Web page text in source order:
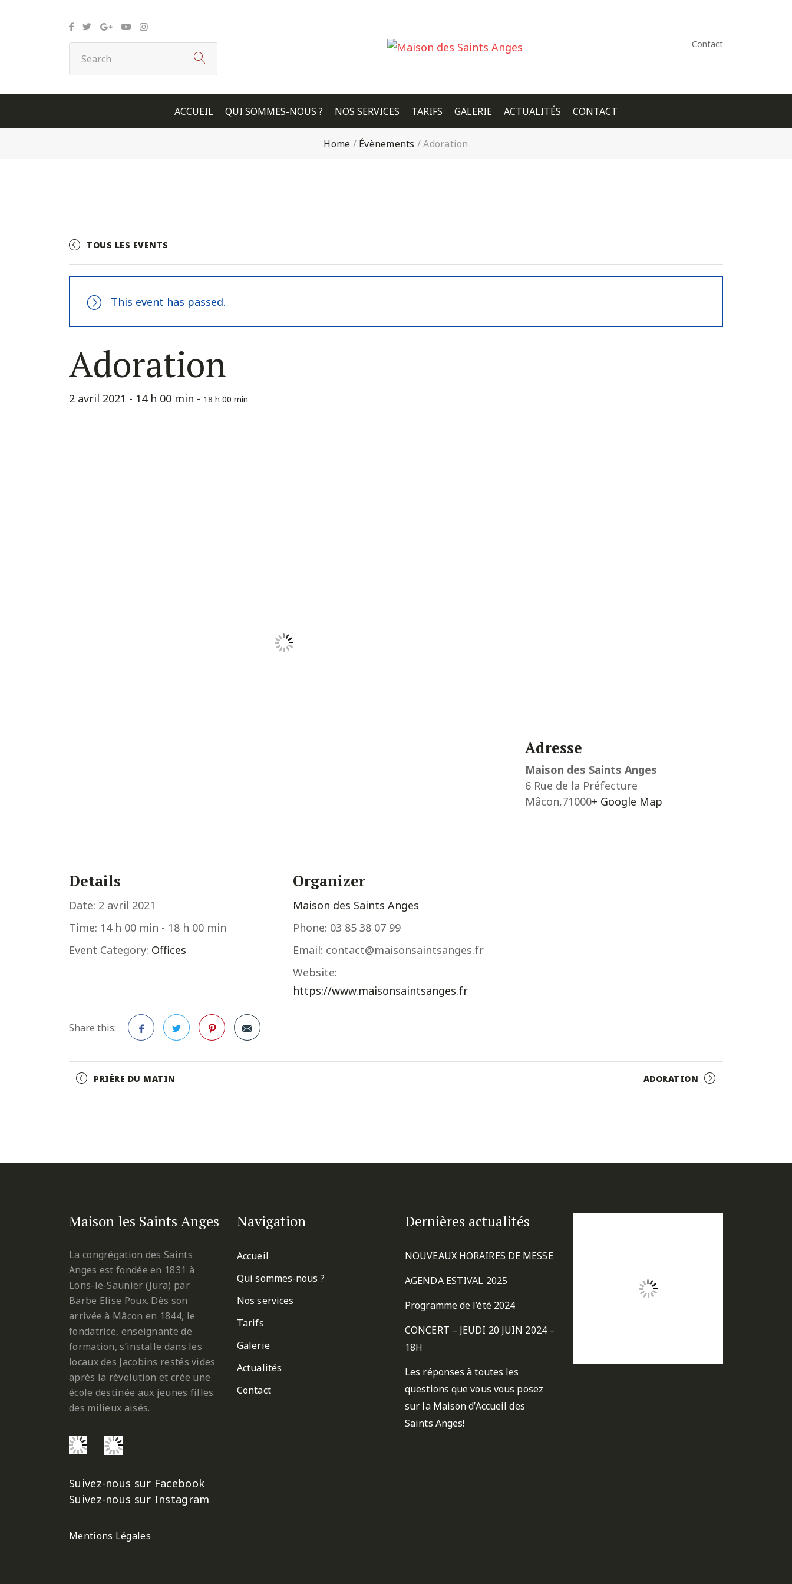
Contact
ACCUEIL QUI SOMMES-NOUS ? NOS SERVICES TARIFS GALERIE ACTUALITÉS CONTACT
Home / Évènements /Adoration
TOUS LES EVENTS
This event has passed.
Adoration
2 avril 2021 - 14 h 00 min - 18 h 00 min
Details
Date: 2 avril 2021
Time: 14 h 00 min - 18 h 00 min
Event Category: Offices
Organizer
Maison des Saints Anges
Phone: 03 85 38 07 99
Email: contact@maisonsaintsanges.fr
Website:
https://www.maisonsaintsanges.fr
Share this:
Adresse
Maison des Saints Anges
6 Rue de la Préfecture
Mâcon,71000+ Google Map
Event
PRIÈRE DU MATIN ADORATION
Maison les Saints Anges
La congrégation des Saints
Anges est fondée en 1831 à
Lons-le-Saunier (Jura) par
Barbe Elise Poux. Dès son
arrivée à Mâcon en 1844, le
fondatrice, enseignante de
formation, s’installe dans les
locaux des Jacobins restés vides
après la révolution et crée une
école destinée aux jeunes filles
des milieux aisés.
Suivez-nous sur Facebook
Suivez-nous sur Instagram
Mentions Légales
Navigation
Accueil
Qui sommes-nous ?
Nos services
Tarifs
Galerie
Actualités
Contact
Dernières actualités
NOUVEAUX HORAIRES DE MESSE
AGENDA ESTIVAL 2025
Programme de l’été 2024
CONCERT – JEUDI 20 JUIN 2024 –
18H
Les réponses à toutes les
questions que vous vous posez
sur la Maison d’Accueil des
Saints Anges!